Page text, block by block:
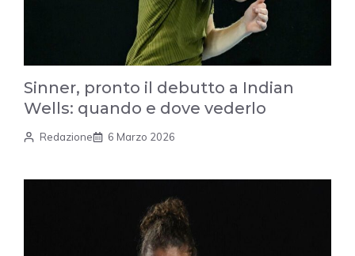
Sinner, pronto il debutto a Indian
Wells: quando e dove vederlo
Redazione 6 Marzo 2026